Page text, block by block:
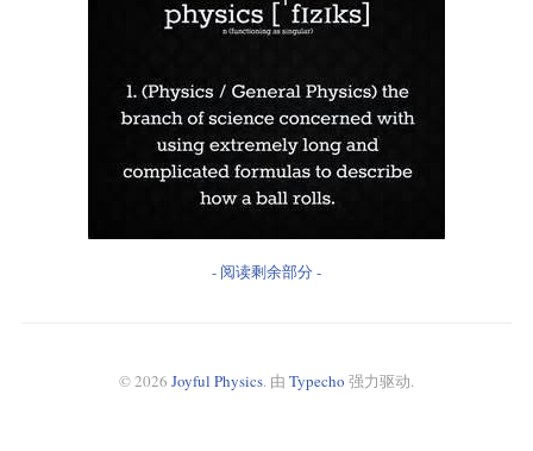
- 阅读剩余部分 -
© 2026 Joyful Physics. 由 Typecho 强力驱动.